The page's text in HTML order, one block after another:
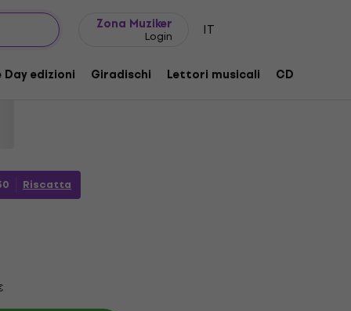
Zona Muziker
Login IT
edizioni Giradischi Lettori musicali CD
II (CD)
1178873
Riscatta